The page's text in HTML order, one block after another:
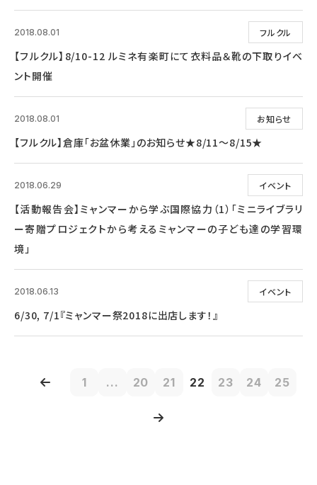
フルクル
2018.08.01
【フルクル】8/10-12 ルミネ有楽町にて衣料品＆靴の下取りイベ
ント開催
お知らせ
2018.08.01
【フルクル】倉庫「お盆休業」のお知らせ★8/11～8/15★
イベント
2018.06.29
【活動報告会】ミャンマーから学ぶ国際協力（1）「ミニライブラリ
ー寄贈プロジェクトから考えるミャンマーの子ども達の学習環
境」
イベント
2018.06.13
6/30, 7/1『ミャンマー祭2018に出店します！』
1 ... 20 21 22 23 24 25